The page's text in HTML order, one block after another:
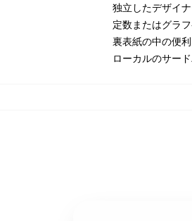
独立したデザイ
定数またはグラ
裏表紙の中の便
ローカルのサー